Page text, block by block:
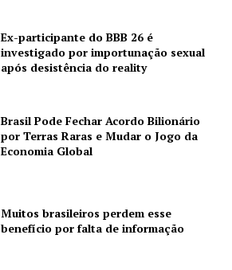
Ex-participante do BBB 26 é
investigado por importunação sexual
após desistência do reality
Brasil Pode Fechar Acordo Bilionário
por Terras Raras e Mudar o Jogo da
Economia Global
Muitos brasileiros perdem esse
benefício por falta de informação